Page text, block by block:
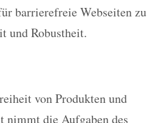
barrierefreie Webseiten zu
und Robustheit.
von Produkten und
die Aufgaben des